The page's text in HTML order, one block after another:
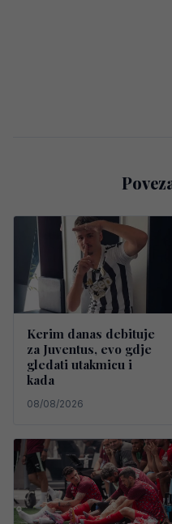
Kerim danas debituje
za Juventus, evo gdje
gledati utakmicu i
kada
08/08/2026